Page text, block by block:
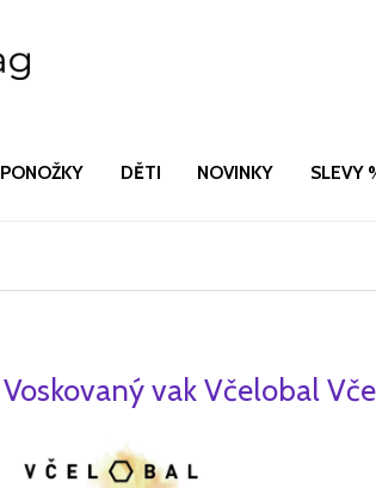
PONOŽKY DĚTI NOVINKY SLEVY
Voskovaný vak Včelobal
Voskovaný
Včelovak